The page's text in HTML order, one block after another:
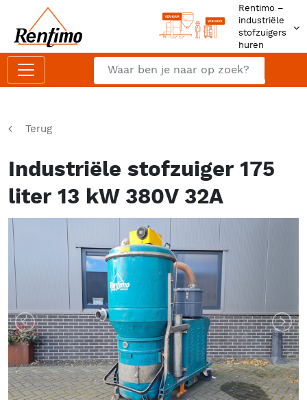
Rentimo –
industriële
stofzuigers
huren
Zoeken
Terug
Industriële stofzuiger 175
liter 13 kW 380V 32A